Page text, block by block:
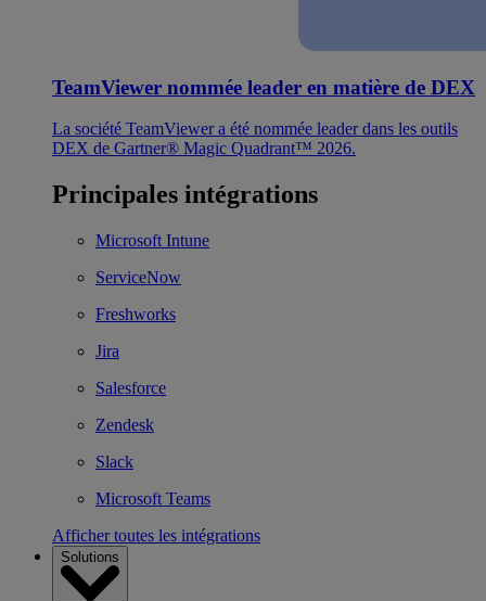
TeamViewer nommée leader en matière de DEX
La société TeamViewer a été nommée leader dans les outils
DEX de Gartner® Magic Quadrant™ 2026.
Principales intégrations
Microsoft Intune
ServiceNow
Freshworks
Jira
Salesforce
Zendesk
Slack
Microsoft Teams
Afficher toutes les intégrations
Solutions